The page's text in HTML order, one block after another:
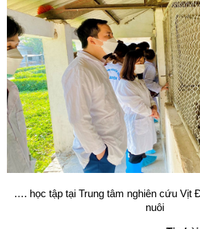
…. học tập tại Trung tâm nghiên cứu Vịt
nuôi